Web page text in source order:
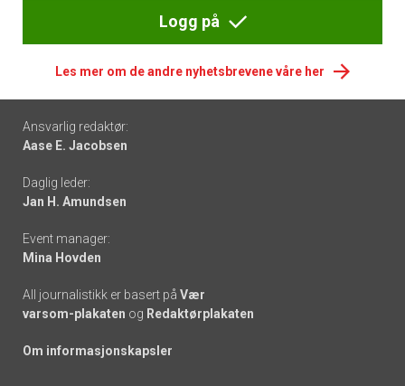
Logg på
Les mer om de andre nyhetsbrevene våre her
Footer
-
links
Ansvarlig redaktør:
Aase E. Jacobsen
Daglig leder:
Jan H. Amundsen
Event manager:
Mina Hovden
All journalistikk er basert på Vær
varsom-plakaten og Redaktørplakaten
Om informasjonskapsler